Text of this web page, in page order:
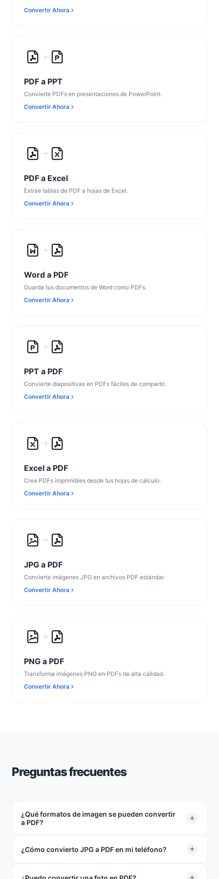
Convertir Ahora
PDF a PPT
Convierte PDFs en presentaciones de PowerPoint.
Convertir Ahora
PDF a Excel
Extrae tablas de PDF a hojas de Excel.
Convertir Ahora
Word a PDF
Guarda tus documentos de Word como PDFs.
Convertir Ahora
PPT a PDF
Convierte diapositivas en PDFs fáciles de compartir.
Convertir Ahora
Excel a PDF
Crea PDFs imprimibles desde tus hojas de cálculo.
Convertir Ahora
JPG a PDF
Convierte imágenes JPG en archivos PDF estándar.
Convertir Ahora
PNG a PDF
Transforma imágenes PNG en PDFs de alta calidad.
Convertir Ahora
Preguntas frecuentes
¿Qué formatos de imagen se pueden convertir
a PDF?
Soportamos JPG, JPEG y otros formatos de imagen
¿Cómo convierto JPG a PDF en mi teléfono?
Abre el conversor de imagen JPG a PDF de TeraBox en